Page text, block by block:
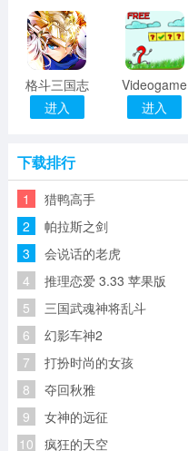
格斗三国志
进入
Videogame
进入
下载排行
1 猎鸭高手
2 帕拉斯之剑
3 会说话的老虎
4 推理恋爱 3.33 苹果版
5 三国武魂神将乱斗
6 幻影车神2
7 打扮时尚的女孩
8 夺回秋雅
9 女神的远征
10 疯狂的天空